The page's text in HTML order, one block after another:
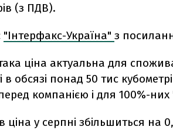
(з ПДВ).
"Інтерфакс-Україна" з
ціна актуальна для
в обсязі понад 50 тис
перед компанією і для 100%-
ціна у серпні збільшиться на